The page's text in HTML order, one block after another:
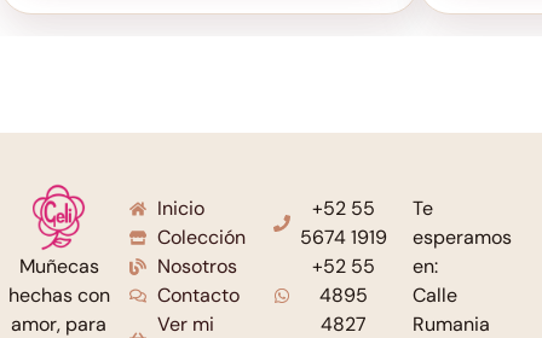
Muñecas
hechas con
amor, para
Inicio
Colección
Nosotros
Contacto
Ver mi
+52 55
5674 1919
+52 55
4895
4827
Te
esperamos
en:
Calle
Rumania